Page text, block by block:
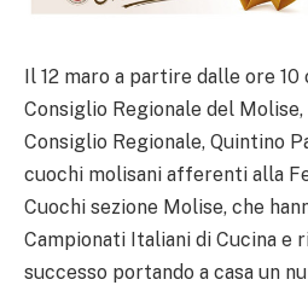
Il 12 maro a partire dalle ore
Consiglio Regionale del
Consiglio Regionale, Quintino
cuochi molisani afferenti alla
Cuochi sezione Molise, che
Campionati Italiani di Cucina e
successo portando a casa un